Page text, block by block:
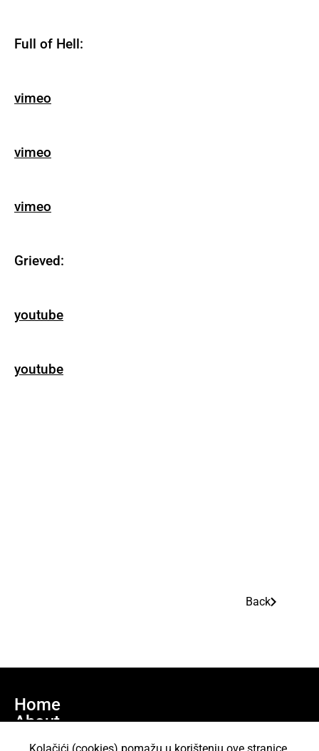
Full of Hell:
vimeo
vimeo
vimeo
Grieved:
youtube
youtube
Back
Home
About
Join us